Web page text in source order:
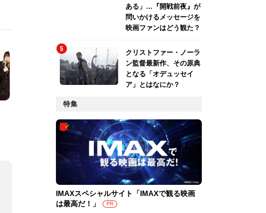
ある」…『開戦前夜』が
問いかけるメッセージを
映画ファンはどう観た？
クリストファー・ノーラ
ン監督最新作、その原典
となる「オデュッセイ
ア」とはなにか？
特集
IMAXスペシャルサイト「IMAXで観る映画
は最高だ！」
PR